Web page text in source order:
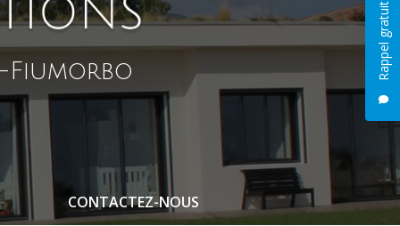
Rappel gratuit
Piscine
CONTACTEZ-NOUS